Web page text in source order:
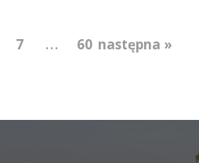
7 ... 60 następna »